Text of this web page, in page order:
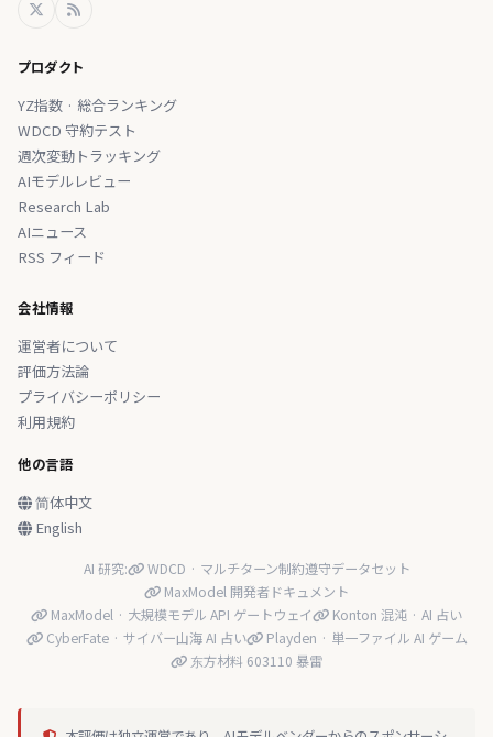
プロダクト
YZ指数 · 総合ランキング
WDCD 守約テスト
週次変動トラッキング
AIモデルレビュー
Research Lab
AIニュース
RSS フィード
会社情報
運営者について
評価方法論
プライバシーポリシー
利用規約
他の言語
简体中文
English
AI 研究:
WDCD · マルチターン制約遵守データセット
MaxModel 開発者ドキュメント
MaxModel · 大規模モデル API ゲートウェイ
Konton 混沌 · AI 占い
CyberFate · サイバー山海 AI 占い
Playden · 単一ファイル AI ゲーム
东方材料 603110 暴雷